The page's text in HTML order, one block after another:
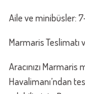
Aile ve minibüsler:
Marmaris Teslimatı
Aracınızı
Havalimanı’ndan